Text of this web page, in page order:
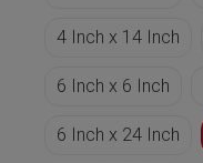
4 Inch x 14 Inch
6 Inch x 6 Inch
6 Inch x 24 Inch